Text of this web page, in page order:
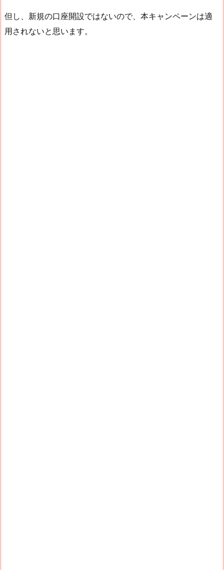
但し、新規の口座開設ではないので、本キャンペーンは適
用されないと思います。